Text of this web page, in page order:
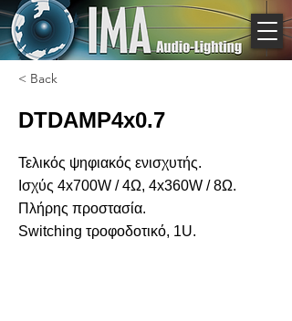
< Back
DTDAMP4x0.7
Τελικός ψηφιακός ενισχυτής.
Ισχύς 4x700W / 4Ω, 4x360W / 8Ω.
Πλήρης προστασία.
Switching τροφοδοτικό, 1U.